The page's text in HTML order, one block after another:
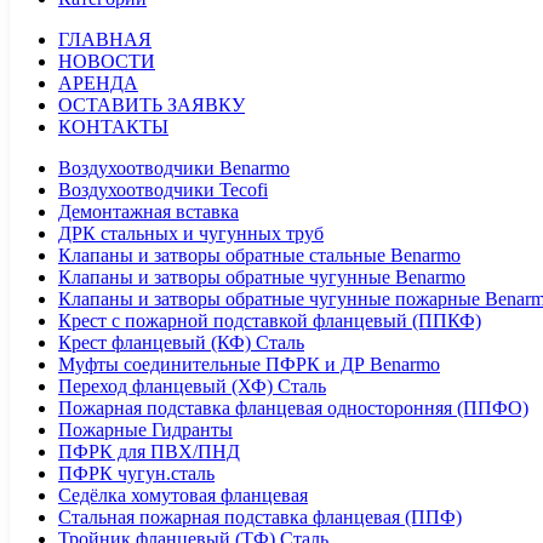
ГЛАВНАЯ
НОВОСТИ
АРЕНДА
ОСТАВИТЬ ЗАЯВКУ
КОНТАКТЫ
Воздухоотводчики Benarmo
Воздухоотводчики Tecofi
Демонтажная вставка
ДРК стальных и чугунных труб
Клапаны и затворы обратные стальные Benarmo
Клапаны и затворы обратные чугунные Benarmo
Клапаны и затворы обратные чугунные пожарные
Крест с пожарной подставкой фланцевый (ППКФ)
Крест фланцевый (КФ) Сталь
Муфты соединительные ПФРК и ДР Benarmo
Переход фланцевый (ХФ) Сталь
Пожарная подставка фланцевая односторонняя (ППФО)
Пожарные Гидранты
ПФРК для ПВХ/ПНД
ПФРК чугун.сталь
Седёлка хомутовая фланцевая
Стальная пожарная подставка фланцевая (ППФ)
Тройник фланцевый (ТФ) Сталь